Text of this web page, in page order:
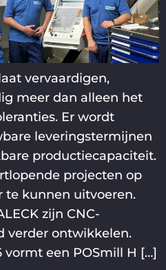
vervaardigen,
meer dan alleen het
Er wordt
leveringstermijnen
productiecapaciteit.
projecten op
te kunnen uitvoeren.
zijn CNC-
verder ontwikkelen.
vormt een POSmill H […]